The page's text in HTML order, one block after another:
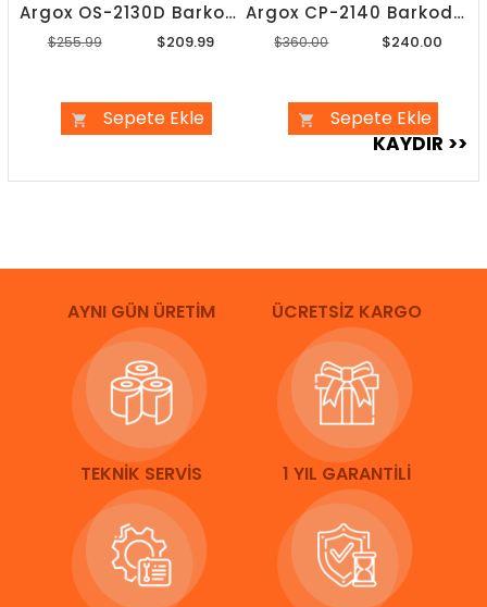
Argox OS-2130D Barkod Yazıcı
$209.99
$255.99
Sepete Ekle
Argox CP-2140 Barkod Yazıcı
$240.00
$360.00
Sepete Ekle
AYNI GÜN ÜRETİM ÜCRETSİZ KARGO
TEKNİK SERVİS 1 YIL GARANTİLİ